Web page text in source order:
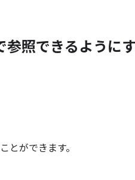
参照できるように
ができます。